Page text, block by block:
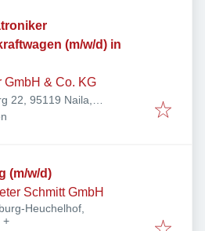
(m/w/d) in
GmbH & Co. KG
22, 95119 Naila,
:
(m/w/d)
Schmitt GmbH
Heuchelhof,
+